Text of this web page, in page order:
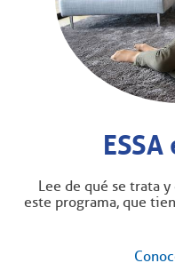
Lee de qué se trata
este programa, que